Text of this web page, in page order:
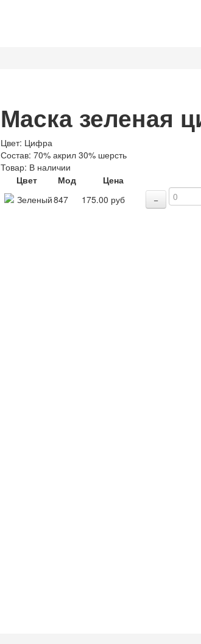
Маска зеленая
Цвет: Цифра
Состав: 70% акрил 30% шерсть
Товар: В наличии
Цвет
Мод Цена
Зеленый847 175.00 руб −